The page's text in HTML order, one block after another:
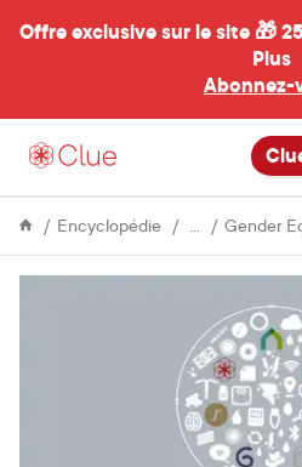
Offre exclusive sur le site 🎁
Plus
Abonnez-
Encyclopédie
Life Gender